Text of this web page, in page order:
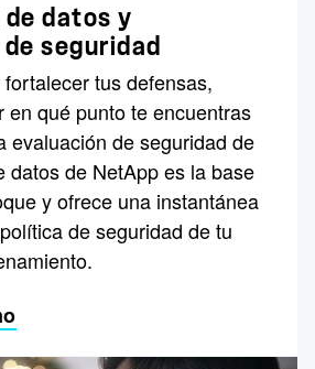
datos y
seguridad
tus defensas,
en qué punto te encuentras
evaluación de seguridad de
datos de NetApp es la base
y ofrece una instantánea
de seguridad de tu